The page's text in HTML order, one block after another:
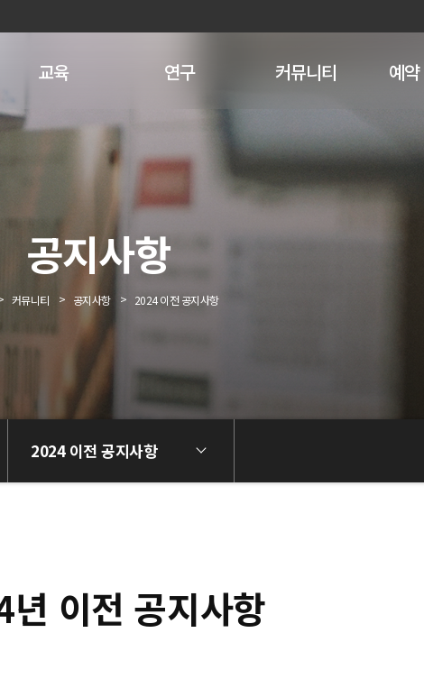
교육 연구 커뮤니티 예
공지사항
커뮤니티 > 공지사항 > 2024 이전 공지사항
2024 이전 공지사항
이전 공지사항